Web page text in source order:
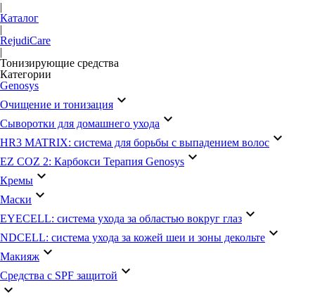
|
Каталог
|
RejudiCare
|
Тонизирующие средства
Категории
Genosys
Очищение и тонизация keyboard_arrow_down
Сыворотки для домашнего ухода keyboard_arrow_down
HR3 MATRIX: система для борьбы с выпадением волос keyboard_arrow_down
EZ COZ 2: Карбокси Терапия Genosys keyboard_arrow_down
Кремы keyboard_arrow_down
Маски keyboard_arrow_down
EYECELL: система ухода за областью вокруг глаз keyboard_arrow_down
NDCELL: система ухода за кожей шеи и зоны декольте keyboard_arrow_down
Макияж keyboard_arrow_down
Средства с SPF защитой keyboard_arrow_down
keyboard_arrow_down